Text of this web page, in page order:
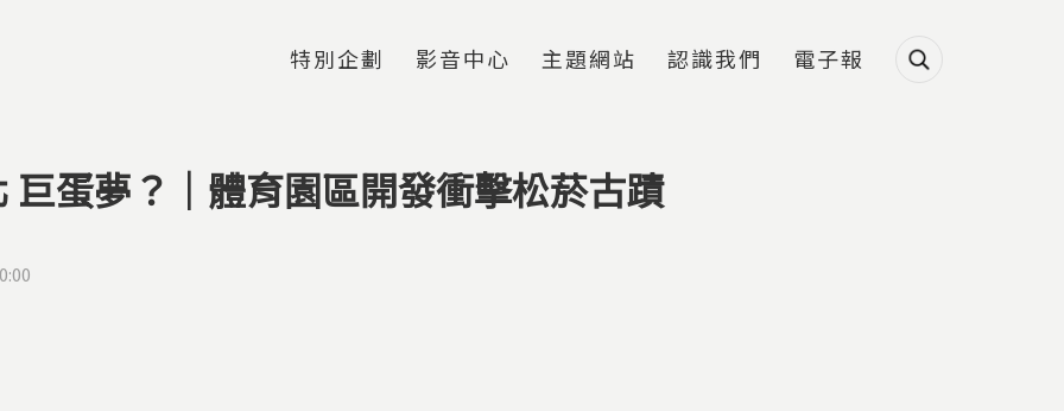
特別企劃 影音中心 主題網站 認識我們 電子報
蛋夢？｜體育園區開發衝擊松菸古蹟